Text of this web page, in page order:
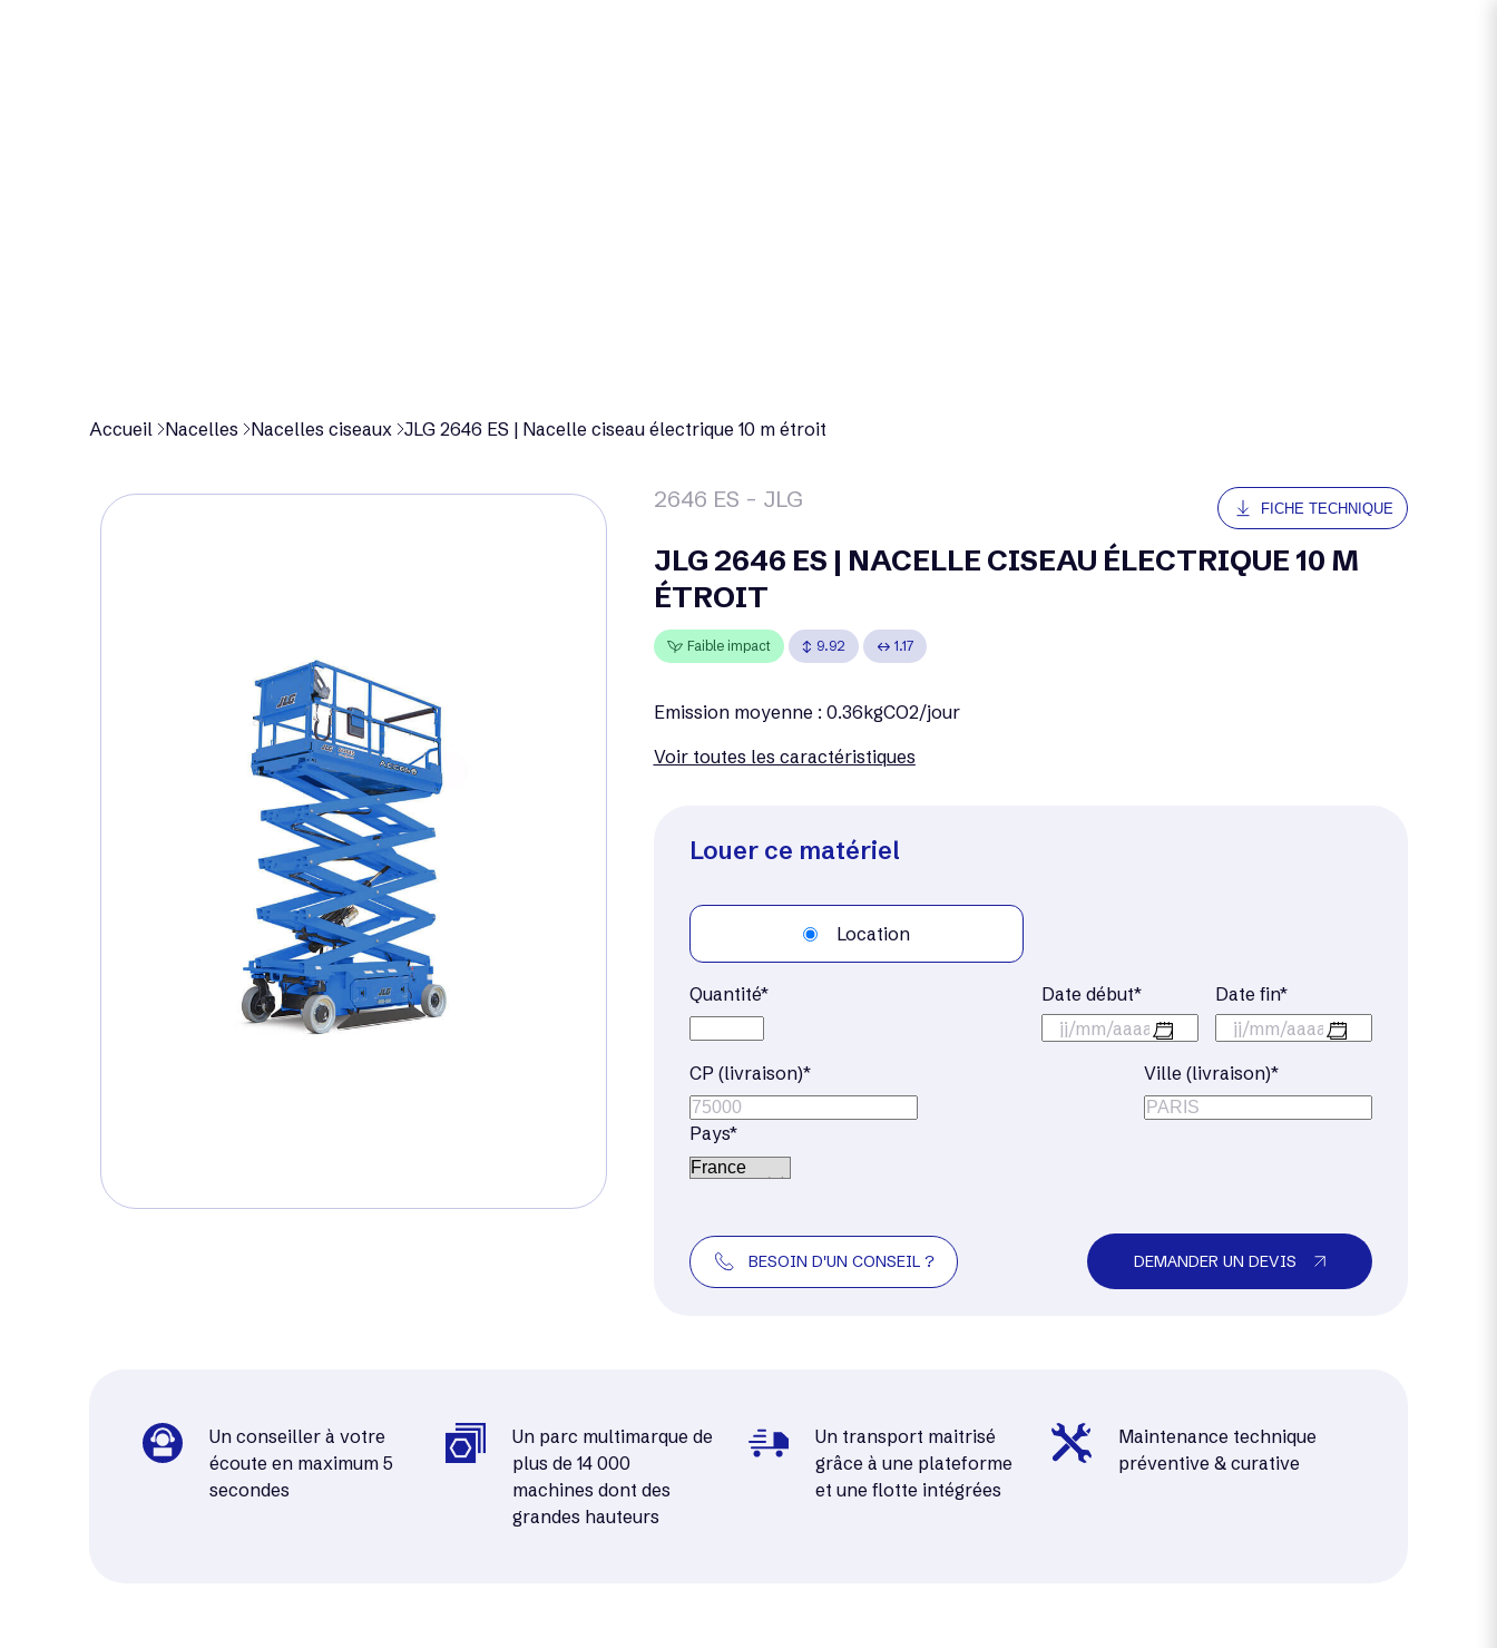
Accueil Nacelles Nacelles ciseaux JLG 2646 ES | Nacelle ciseau électrique 10 m étroit
2646 ES - JLG FICHE TECHNIQUE
JLG 2646 ES | NACELLE CISEAU ÉLECTRIQUE 10 M
ÉTROIT
Faible impact 9.92 1.17
Emission moyenne : 0.36kgCO2/jour
Voir toutes les caractéristiques
Louer ce matériel
Location
Quantité*
Date début*
jj/mm/aaaa
Date fin*
jj/mm/aaaa
CP (livraison)* Ville (livraison)*
Pays*
BESOIN D'UN CONSEIL ? DEMANDER UN DEVIS
Un conseiller à votre
écoute en maximum 5
secondes
Un parc multimarque de
plus de 14 000
machines dont des
grandes hauteurs
Un transport maitrisé
grâce à une plateforme
et une flotte intégrées
Maintenance technique
préventive & curative